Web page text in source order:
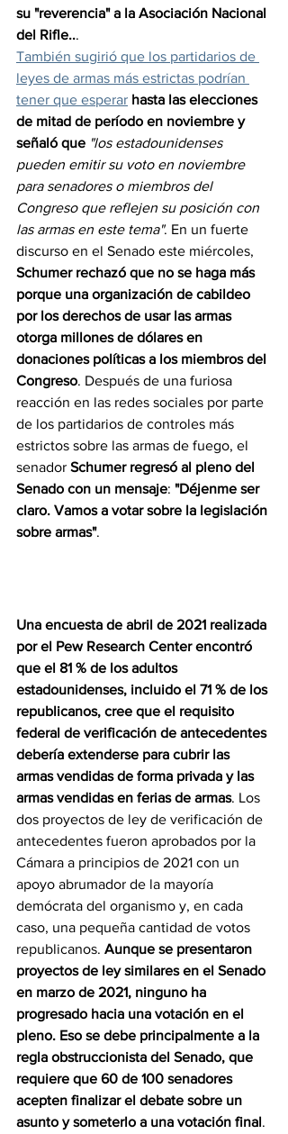
su "reverencia" a la Asociación Nacional
del Rifle...
También sugirió que los partidarios de
leyes de armas más estrictas podrían
tener que esperar hasta las elecciones
de mitad de período en noviembre y
señaló que "los estadounidenses
pueden emitir su voto en noviembre
para senadores o miembros del
Congreso que reflejen su posición con
las armas en este tema". En un fuerte
discurso en el Senado este miércoles,
Schumer rechazó que no se haga más
porque una organización de cabildeo
por los derechos de usar las armas
otorga millones de dólares en
donaciones políticas a los miembros del
Congreso. Después de una furiosa
reacción en las redes sociales por parte
de los partidarios de controles más
estrictos sobre las armas de fuego, el
senador Schumer regresó al pleno del
Senado con un mensaje: "Déjenme ser
claro. Vamos a votar sobre la legislación
sobre armas".
Una encuesta de abril de 2021 realizada
por el Pew Research Center encontró
que el 81 % de los adultos
estadounidenses, incluido el 71 % de los
republicanos, cree que el requisito
federal de verificación de antecedentes
debería extenderse para cubrir las
armas vendidas de forma privada y las
armas vendidas en ferias de armas. Los
dos proyectos de ley de verificación de
antecedentes fueron aprobados por la
Cámara a principios de 2021 con un
apoyo abrumador de la mayoría
demócrata del organismo y, en cada
caso, una pequeña cantidad de votos
republicanos. Aunque se presentaron
proyectos de ley similares en el Senado
en marzo de 2021, ninguno ha
progresado hacia una votación en el
pleno. Eso se debe principalmente a la
regla obstruccionista del Senado, que
requiere que 60 de 100 senadores
acepten finalizar el debate sobre un
asunto y someterlo a una votación final.